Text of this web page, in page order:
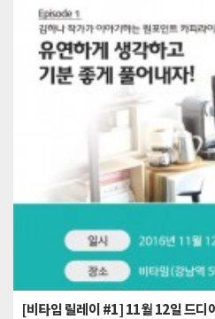
[비타임 릴레이 #1] 11월 12일 드디